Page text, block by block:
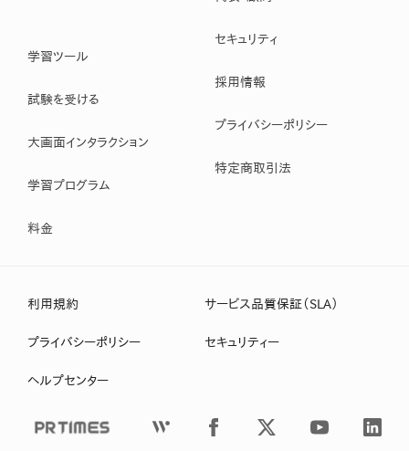
学習ツール
試験を受ける
大画面インタラクション
学習プログラム
料金
セキュリティ
採用情報
プライバシーポリシー
特定商取引法
利用規約 サービス品質保証（SLA）
プライバシーポリシー セキュリティー
ヘルプセンター